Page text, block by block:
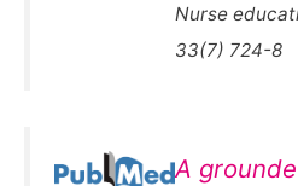
Nurse
33(7) 724-8
A